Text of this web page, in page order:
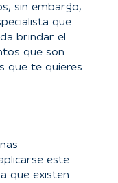
sin embargo,
que
brindar el
que son
que te quieres
este
que existen